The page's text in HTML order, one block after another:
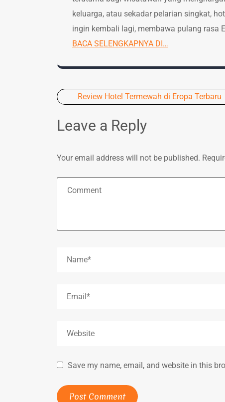
keluarga, atau sekadar pelarian singkat,
ingin kembali lagi, membawa pulang rasa
BACA SELENGKAPNYA DI…
Post
navigation
Review Hotel Termewah di Eropa Terbaru
Leave a Reply
Your email address will not be published.
Save my name, email, and website in this